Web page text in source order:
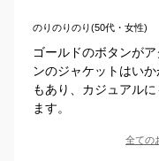
のりのりのり(50代・女性)
ゴールドのボタンが
ンのジャケットはい
もあり、カジュアル
ます。
全ての